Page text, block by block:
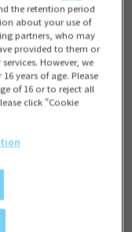
the retention period
about your use of
partners, who may
provided to them or
However, we
years of age. Please
of 16 or to reject all
click “Cookie